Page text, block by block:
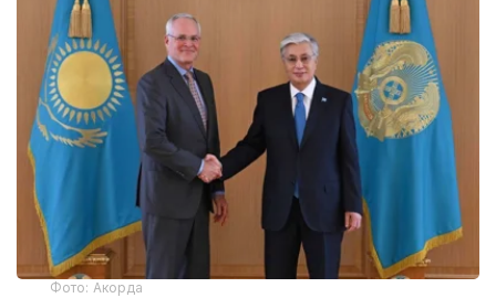
Фото: Акорда